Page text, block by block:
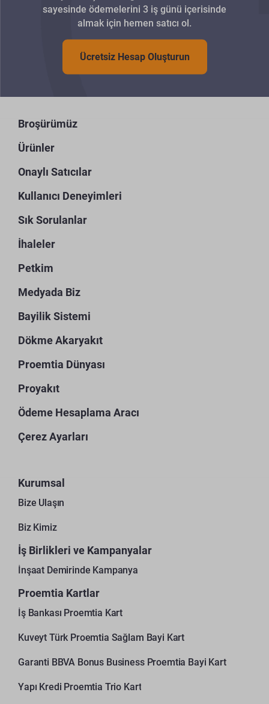
sayesinde ödemelerini 3 iş günü içerisinde
almak için hemen satıcı ol.
Ücretsiz Hesap Oluşturun
Broşürümüz
Ürünler
Onaylı Satıcılar
Kullanıcı Deneyimleri
Sık Sorulanlar
İhaleler
Petkim
Medyada Biz
Bayilik Sistemi
Dökme Akaryakıt
Proemtia Dünyası
Proyakıt
Ödeme Hesaplama Aracı
Çerez Ayarları
Kurumsal
Bize Ulaşın
Biz Kimiz
İş Birlikleri ve Kampanyalar
İnşaat Demirinde Kampanya
Proemtia Kartlar
İş Bankası Proemtia Kart
Kuveyt Türk Proemtia Sağlam Bayi Kart
Garanti BBVA Bonus Business Proemtia Bayi Kart
Yapı Kredi Proemtia Trio Kart